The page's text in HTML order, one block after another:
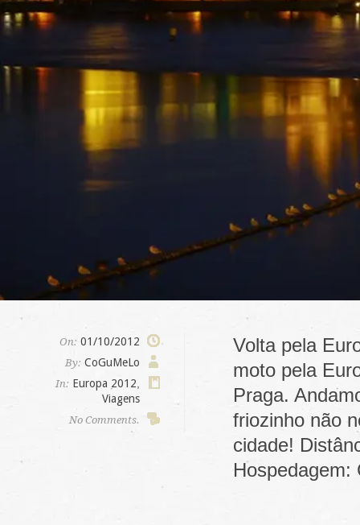
On: 01/10/2012
By: CoGuMeLo
In: Europa 2012
Viagens
No Comments.
Volta pela
moto pela
Praga.
friozinho não
cidade!
Hospedagem: